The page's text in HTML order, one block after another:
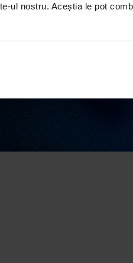
ul nostru. Aceștia le pot
pentru bijuterii elegante și
cu o vastă
din aur, argint și